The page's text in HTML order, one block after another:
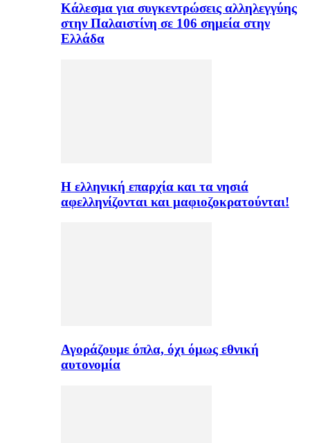
Κάλεσμα για συγκεντρώσεις αλληλεγγύης
στην Παλαιστίνη σε 106 σημεία στην
Ελλάδα
H ελληνική επαρχία και τα νησιά
αφελληνίζονται και μαφιοζοκρατούνται!
Αγοράζουμε όπλα, όχι όμως εθνική
αυτονομία